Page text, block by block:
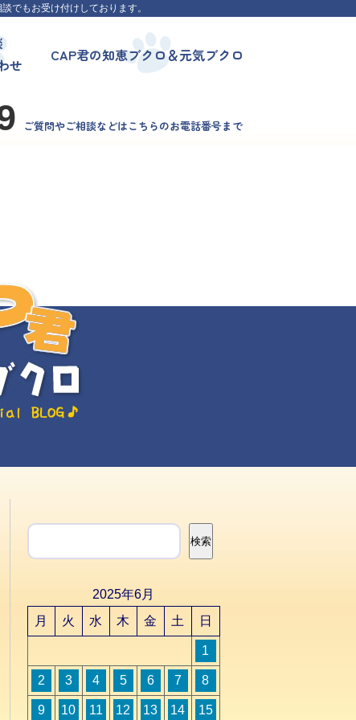
でもお受け付けしております。
せ
CAP君の知恵ブクロ＆元気ブクロ
ご質問やご相談などはこちらのお電話番号まで
検索
検索
2025年6月
月
火 水 木 金 土 日
1
2 3 4 5 6 7 8
9 10 11 12 13 14 15